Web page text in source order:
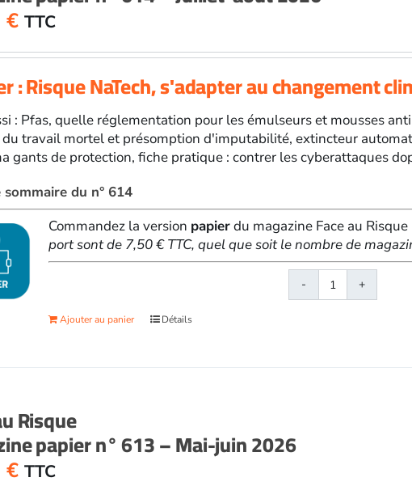
€ TTC
: Risque NaTech, s'adapter au changement
: Pfas, quelle réglementation pour les émulseurs et mousses
travail mortel et présomption d'imputabilité, extincteur
gants de protection, fiche pratique : contrer les cyberattaques
du n° 614
Commandez la version papierdu magazine Face au
port sont de 7,50 € TTC, quel que soit le nombre de
quantité
Ajouter au panier Détails
Risque
papier n° 613 – Mai-juin 2026
€ TTC